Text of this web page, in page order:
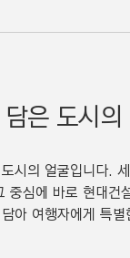
은 도시
시의 얼굴입니다.
중심에 바로 현대
아 여행자에게 특